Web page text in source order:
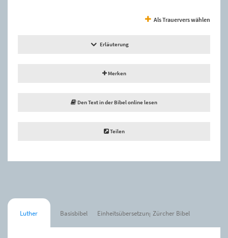
Als Trauervers wählen
Erläuterung
Merken
Den Text in der Bibel online lesen
Teilen
Luther Basisbibel Einheitsübersetzung Zürcher Bibel